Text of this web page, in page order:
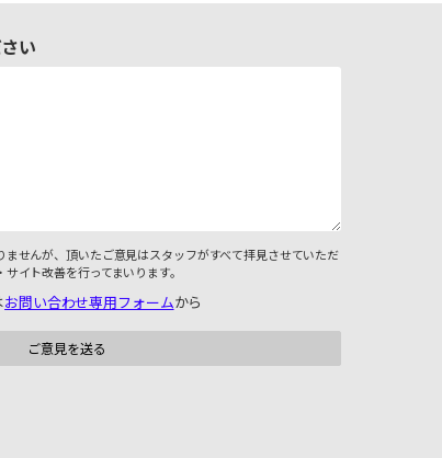
い
ませんが、頂いたご意見はスタッフがすべて拝見させていただ
イト改善を行ってまいります。
お問い合わせ専用フォームから